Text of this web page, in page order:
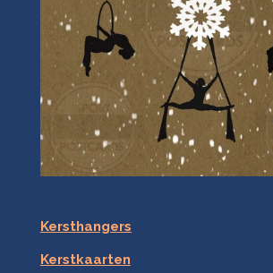
Kersthangers
Kerstkaarten